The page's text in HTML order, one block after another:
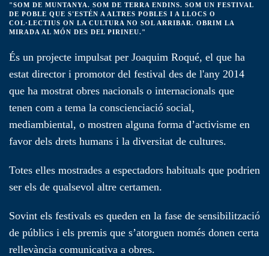
"SOM DE MUNTANYA. SOM DE TERRA ENDINS. SOM UN FESTIVAL
DE POBLE QUE S'ESTÉN A ALTRES POBLES I A LLOCS O
COL·LECTIUS ON LA CULTURA NO SOL ARRIBAR. OBRIM LA
MIRADA AL MÓN DES DEL PIRINEU."
És un projecte impulsat per Joaquim Roqué, el que ha
estat director i promotor del festival des de l'any 2014
que ha mostrat obres nacionals o internacionals que
tenen com a tema la conscienciació social,
mediambiental, o mostren alguna forma d’activisme en
favor dels drets humans i la diversitat de cultures.
Totes elles mostrades a espectadors habituals que podrien
ser els de qualsevol altre certamen.
Sovint els festivals es queden en la fase de sensibilització
de públics i els premis que s’atorguen només donen certa
rellevància comunicativa a obres.